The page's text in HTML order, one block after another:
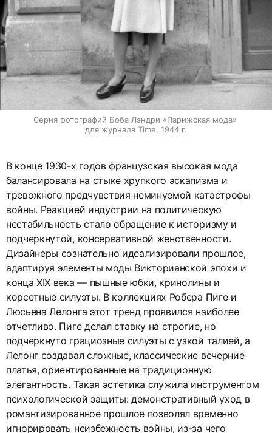
Серия фотографий Боба Лэндри «Парижская мода»
для журнала Time, 1944 г.
В конце 1930-х годов французская высокая мода
балансировала на стыке хрупкого эскапизма и
тревожного предчувствия неминуемой катастрофы
войны. Реакцией индустрии на политическую
нестабильность стало обращение к историзму и
подчеркнутой, консервативной женственности.
Дизайнеры сознательно идеализировали прошлое,
адаптируя элементы моды Викторианской эпохи и
конца XIX века — пышные юбки, кринолины и
корсетные силуэты. В коллекциях Робера Пиге и
Люсьена Лелонга этот тренд проявился наиболее
отчетливо. Пиге делал ставку на строгие, но
подчеркнуто грациозные силуэты с узкой талией, а
Лелонг создавал сложные, классические вечерние
платья, ориентированные на традиционную
элегантность. Такая эстетика служила инструментом
психологической защиты: демонстративный уход в
романтизированное прошлое позволял временно
игнорировать неизбежность войны, из-за чего